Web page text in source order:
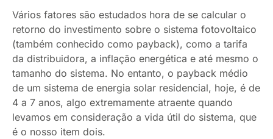
Vários fatores são estudados hora de se calcular o
retorno do investimento sobre o sistema fotovoltaico
(também conhecido como payback), como a tarifa
da distribuidora, a inflação energética e até mesmo o
tamanho do sistema. No entanto, o payback médio
de um sistema de energia solar residencial, hoje, é de
4 a 7 anos, algo extremamente atraente quando
levamos em consideração a vida útil do sistema, que
é o nosso item dois.